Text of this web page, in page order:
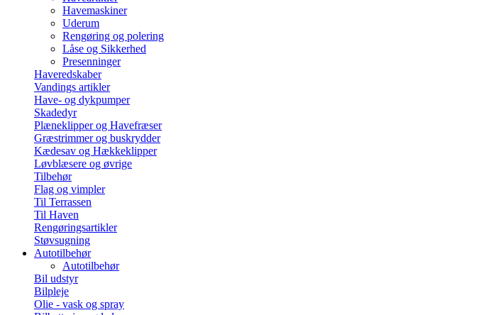
Havemaskiner
Uderum
Rengøring og polering
Låse og Sikkerhed
Presenninger
Haveredskaber
Vandings artikler
Have- og dykpumper
Skadedyr
Plæneklipper og Havefræser
Græstrimmer og buskrydder
Kædesav og Hækkeklipper
Løvblæsere og øvrige
Tilbehør
Flag og vimpler
Til Terrassen
Til Haven
Rengøringsartikler
Støvsugning
Autotilbehør
Autotilbehør
Bil udstyr
Bilpleje
Olie - vask og spray